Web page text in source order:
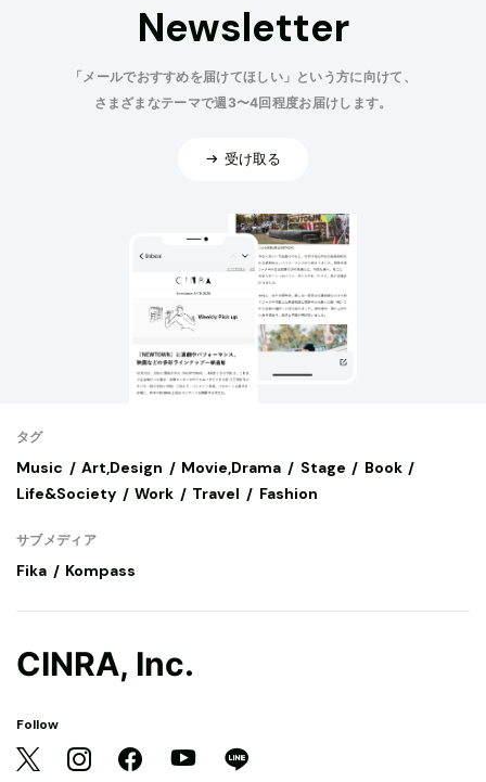
Newsletter
「メールでおすすめを届けてほしい」という方に向けて、
さまざまなテーマで週3〜4回程度お届けします。
受け取る
タグ
Music Art,Design Movie,Drama Stage
Book
Life&Society
Work Travel Fashion
サブメディア
Fika Kompass
CINRA, Inc.
Follow